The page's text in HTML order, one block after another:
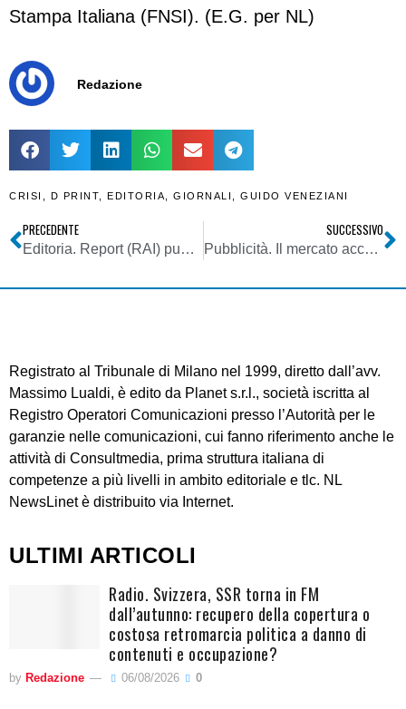
Stampa Italiana (FNSI). (E.G. per NL)
Redazione
CRISI D PRINT EDITORIA GIORNALI GUIDO VENEZIANI
PRECEDENTE
Editoria. Report (RAI) punta le telecamere sul caso Sole 24 Ore
SUCCESSIVO
Pubblicità. Il mercato accelera nel 2017: il web super la tv. Ma l’Italia fa eccezione
Registrato al Tribunale di Milano nel 1999, diretto dall’avv.
Massimo Lualdi, è edito da Planet s.r.l., società iscritta al
Registro Operatori Comunicazioni presso l’Autorità per le
garanzie nelle comunicazioni, cui fanno riferimento anche le
attività di Consultmedia, prima struttura italiana di
competenze a più livelli in ambito editoriale e tlc. NL
NewsLinet è distribuito via Internet.
ULTIMI ARTICOLI
Radio. Svizzera, SSR torna in FM
dall’autunno: recupero della copertura o
costosa retromarcia politica a danno di
contenuti e occupazione?
by Redazione 06/08/2026 0